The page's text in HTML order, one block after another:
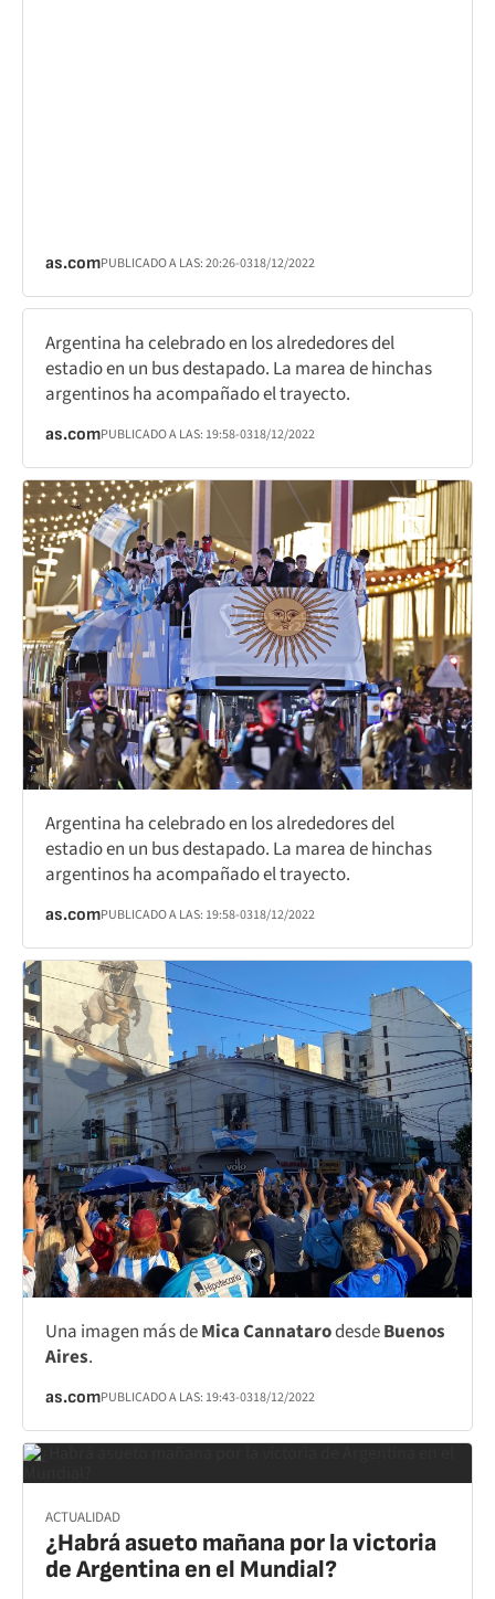
as.comPUBLICADO A LAS:20:26-0318/12/2022
Argentina ha celebrado en los alrededores del
estadio en un bus destapado. La marea de hinchas
argentinos ha acompañado el trayecto.
as.comPUBLICADO A LAS: 19:58-0318/12/2022
Argentina ha celebrado en los alrededores del
estadio en un bus destapado. La marea de hinchas
argentinos ha acompañado el trayecto.
as.comPUBLICADO A LAS: 19:58-0318/12/2022
Una imagen más deMica CannatarodesdeBuenos
Aires.
as.comPUBLICADO A LAS: 19:43-0318/12/2022
ACTUALIDAD
¿Habrá asueto mañana por la victoria
de Argentina en el Mundial?